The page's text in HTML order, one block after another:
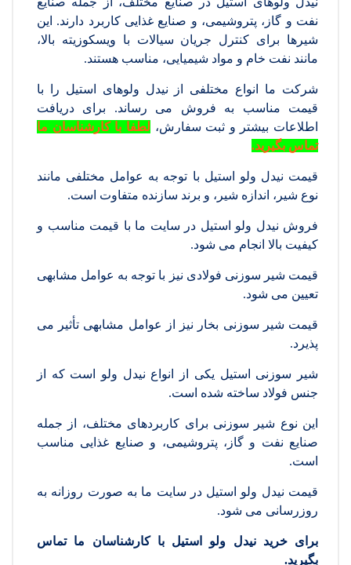
نفت و گاز، پتروشیمی، و صنایع غذایی کاربرد دارند. این
شیرها برای کنترل جریان سیالات با ویسکوزیته بالا،
مانند نفت خام و مواد شیمیایی، مناسب هستند.
شرکت ما انواع مختلفی از نیدل ولوهای استیل را با
قیمت مناسب به فروش می رساند. برای دریافت
اطلاعات بیشتر و ثبت سفارش،لطفا با کارشناسان ما
تماس بگیرید.
قیمت نیدل ولو استیل با توجه به عوامل مختلفی مانند
نوع شیر، اندازه شیر، و برند سازنده متفاوت است.
فروش نیدل ولو استیل در سایت ما با قیمت مناسب و
کیفیت بالا انجام می شود.
قیمت شیر سوزنی فولادی نیز با توجه به عوامل مشابهی
تعیین می شود.
قیمت شیر سوزنی بخار نیز از عوامل مشابهی تأثیر می
پذیرد.
شیر سوزنی استیل یکی از انواع نیدل ولو است که از
جنس فولاد ساخته شده است.
این نوع شیر سوزنی برای کاربردهای مختلف، از جمله
صنایع نفت و گاز، پتروشیمی، و صنایع غذایی مناسب
است.
قیمت نیدل ولو استیل در سایت ما به صورت روزانه به
روزرسانی می شود.
برای خرید نیدل ولو استیل با کارشناسان ما تماس
بگیرید.